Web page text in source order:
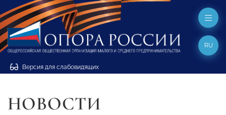
Версия для слабовидящих
RU
НОВОСТИ